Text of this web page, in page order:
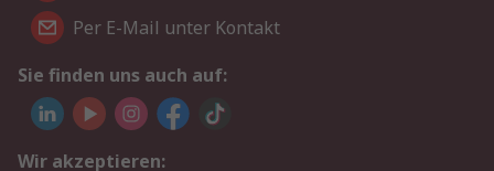
Per E-Mail unter Kontakt
Sie finden uns auch auf:
Wir akzeptieren: